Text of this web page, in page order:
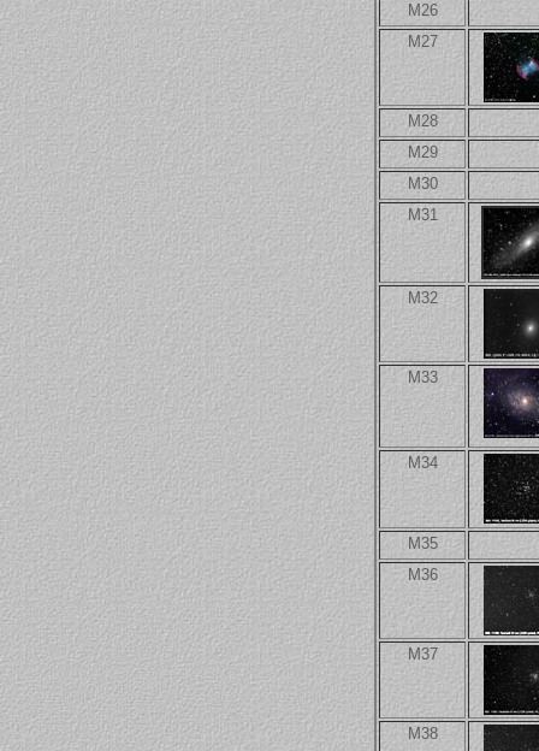
M26
M27
M28
M29
M30
M31
M32
M33
M34
M35
M36
M37
M38